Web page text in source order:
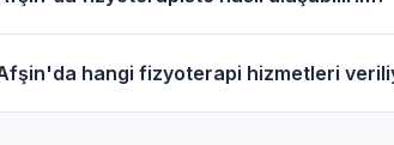
hangi fizyoterapi hizmetleri